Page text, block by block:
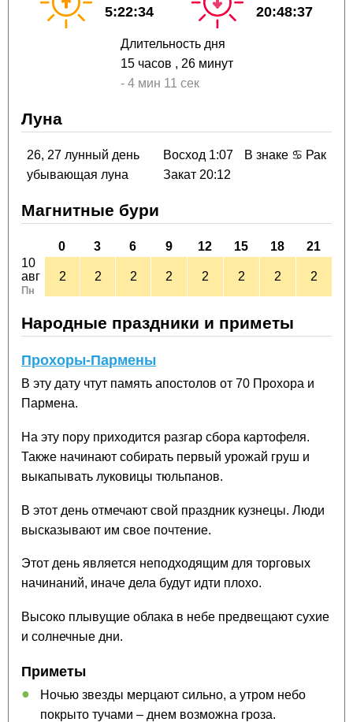
5:22:34 20:48:37
Длительность дня
15 часов , 26 минут
- 4 мин 11 сек
Луна
26, 27 лунный день
убывающая луна
Восход 1:07
Закат 20:12
В знаке ♋ Рак
Магнитные бури
0 3 6 9 12 15 18
21
10
авг
Пн
2 2 2 2 2 2 2 2
Народные праздники и приметы
Прохоры-Пармены
В эту дату чтут память апостолов от 70 Прохора и
Пармена.
На эту пору приходится разгар сбора картофеля.
Также начинают собирать первый урожай груш и
выкапывать луковицы тюльпанов.
В этот день отмечают свой праздник кузнецы. Люди
высказывают им свое почтение.
Этот день является неподходящим для торговых
начинаний, иначе дела будут идти плохо.
Высоко плывущие облака в небе предвещают сухие
и солнечные дни.
Приметы
Ночью звезды мерцают сильно, а утром небо
покрыто тучами – днем возможна гроза.